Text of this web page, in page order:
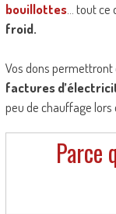
bouillottes… tout ce
froid.
Vos dons
factures
peu de chauffage lors
Parce